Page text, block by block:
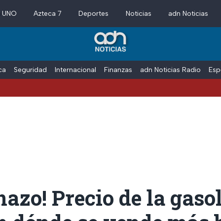
Azteca 7 Deportes Noticias adn Noticias
Seguridad Internacional Finanzas adn Noticias Radio
Precio de la